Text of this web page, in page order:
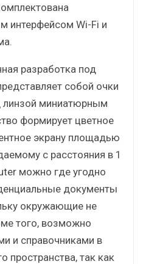
интерфейсом Wi-Fi и
разработка под
собой очки
линзой миниатюрным
формирует цветное
экрану площадью
с расстояния в 1
можно где угодно
документы
окружающие не
того, возможно
и справочниками в
пространства, так как